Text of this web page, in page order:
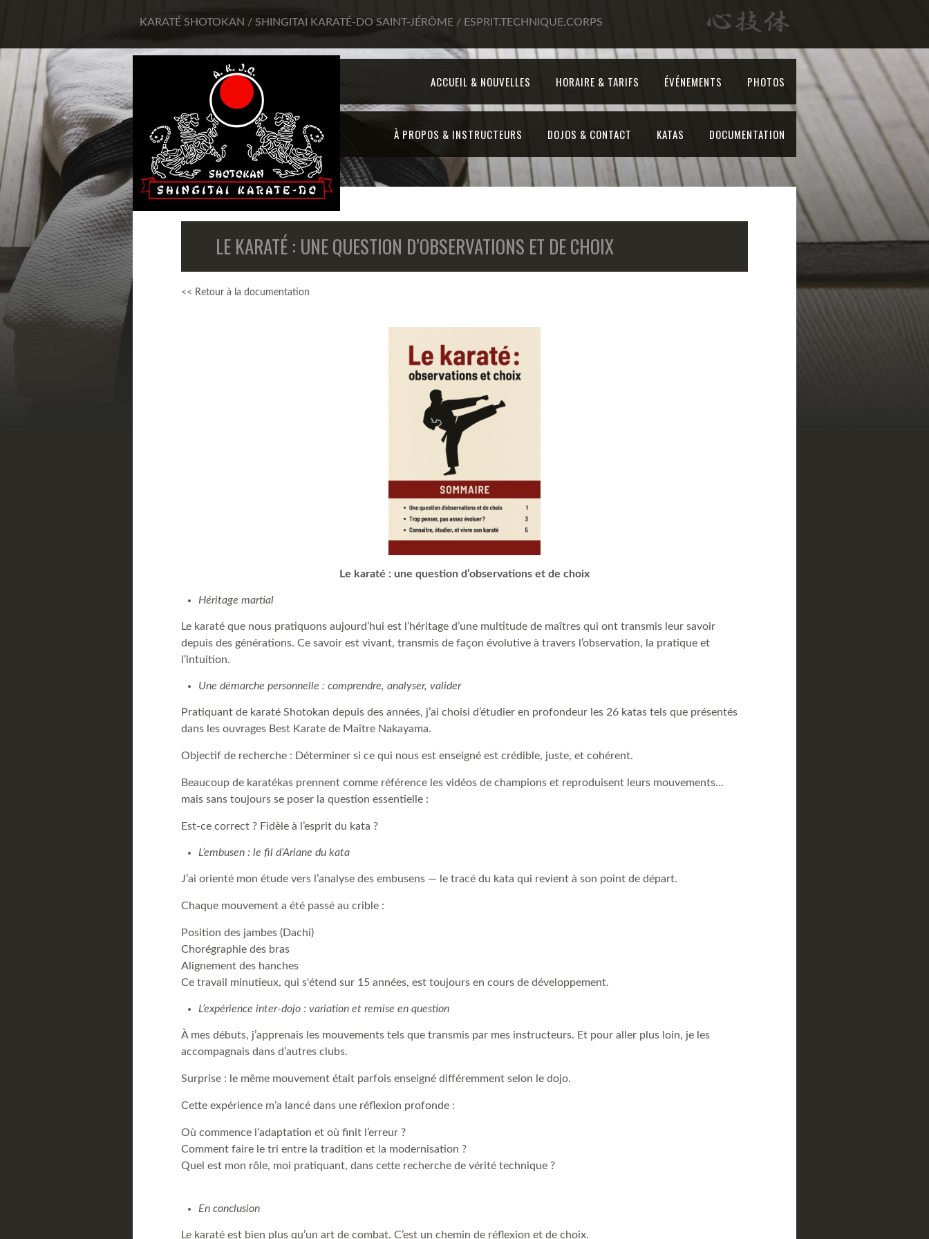
KARATÉ SHOTOKAN / SHINGITAI KARATÉ-DO SAINT-JÉRÔME / ESPRIT.TECHNIQUE.CORPS
ACCUEIL & NOUVELLES HORAIRE & TARIFS ÉVÉNEMENTS PHOTOS
À PROPOS & INSTRUCTEURS DOJOS & CONTACT KATAS DOCUMENTATION
LE KARATÉ : UNE QUESTION D’OBSERVATIONS ET DE CHOIX
<< Retour à la documentation
Le karaté : une question d’observations et de choix
Héritage martial
Le karaté que nous pratiquons aujourd’hui est l’héritage d’une multitude de maîtres qui ont transmis leur savoir
depuis des générations. Ce savoir est vivant, transmis de façon évolutive à travers l’observation, la pratique et
l’intuition.
Une démarche personnelle : comprendre, analyser, valider
Pratiquant de karaté Shotokan depuis des années, j’ai choisi d’étudier en profondeur les 26 katas tels que présentés
dans les ouvrages Best Karate de Maître Nakayama.
Objectif de recherche : Déterminer si ce qui nous est enseigné est crédible, juste, et cohérent.
Beaucoup de karatékas prennent comme référence les vidéos de champions et reproduisent leurs mouvements...
mais sans toujours se poser la question essentielle :
Est-ce correct ? Fidèle à l’esprit du kata ?
L’embusen : le fil d’Ariane du kata
J’ai orienté mon étude vers l’analyse des embusens — le tracé du kata qui revient à son point de départ.
Chaque mouvement a été passé au crible :
Position des jambes (Dachi)
Chorégraphie des bras
Alignement des hanches
Ce travail minutieux, qui s'étend sur 15 années, est toujours en cours de développement.
L’expérience inter-dojo : variation et remise en question
À mes débuts, j’apprenais les mouvements tels que transmis par mes instructeurs. Et pour aller plus loin, je les
accompagnais dans d’autres clubs.
Surprise : le même mouvement était parfois enseigné différemment selon le dojo.
Cette expérience m’a lancé dans une réflexion profonde :
Où commence l’adaptation et où finit l’erreur ?
Comment faire le tri entre la tradition et la modernisation ?
Quel est mon rôle, moi pratiquant, dans cette recherche de vérité technique ?
En conclusion
Le karaté est bien plus qu’un art de combat. C’est un chemin de réflexion et de choix.